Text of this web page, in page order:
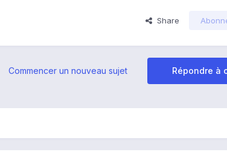
Share
Répondre à
Commencer un nouveau sujet